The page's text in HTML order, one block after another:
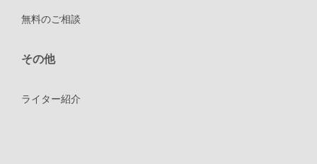
無料のご相談
その他
ライター紹介